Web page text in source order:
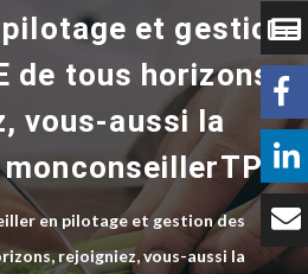
conseillers
versions
autres
Tarifs
et gestion
de tous horizons,
vous-aussi la
en pilotage et gestion des
rejoigniez, vous-aussi la